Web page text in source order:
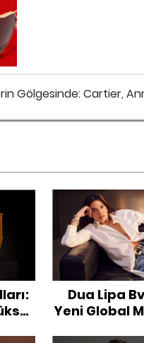
Gölgesinde: Cartier,
Dua Lipa
Yeni Global